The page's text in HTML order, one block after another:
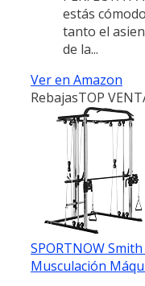
estás
tanto el
de la...
Ver en Amazon
RebajasTOP
SPORTNOW
Musculación